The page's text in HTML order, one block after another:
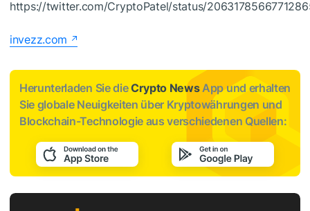
https://twitter.com/CryptoPatel/status/
invezz.com
Herunterladen Sie dieCrypto NewsApp und erhalten
Sie globale Neuigkeiten über Kryptowährungen und
Blockchain-Technologie aus verschiedenen Quellen: